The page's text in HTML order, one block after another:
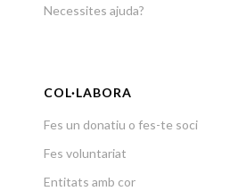
Necessites ajuda?
COL·LABORA
Fes un donatiu o fes-te soci
Fes voluntariat
Entitats amb cor